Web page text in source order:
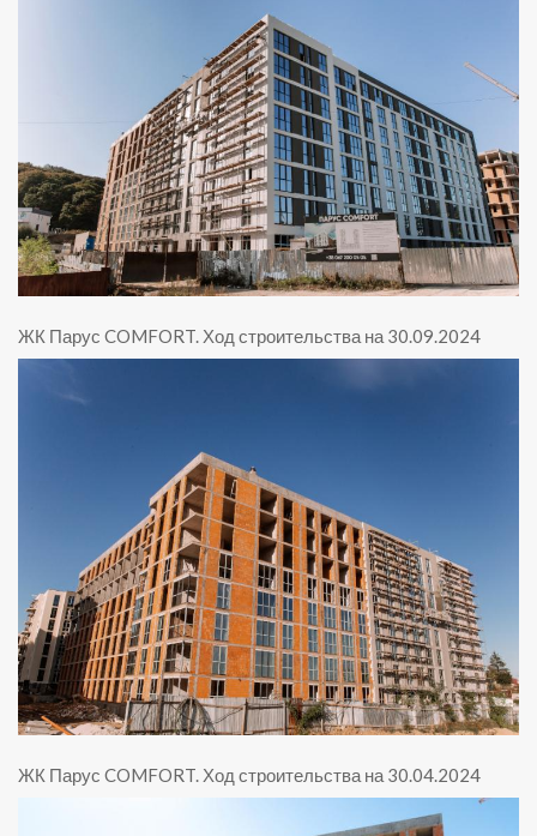
ЖК Парус COMFORT. Ход строительства на 30.09.2024
ЖК Парус COMFORT. Ход строительства на 30.04.2024